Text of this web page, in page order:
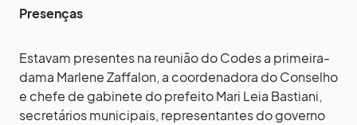
Presenças
Estavam presentes na reunião do Codes a primeira-
dama Marlene Zaffalon, a coordenadora do Conselho
e chefe de gabinete do prefeito Mari Leia Bastiani,
secretários municipais, representantes do governo